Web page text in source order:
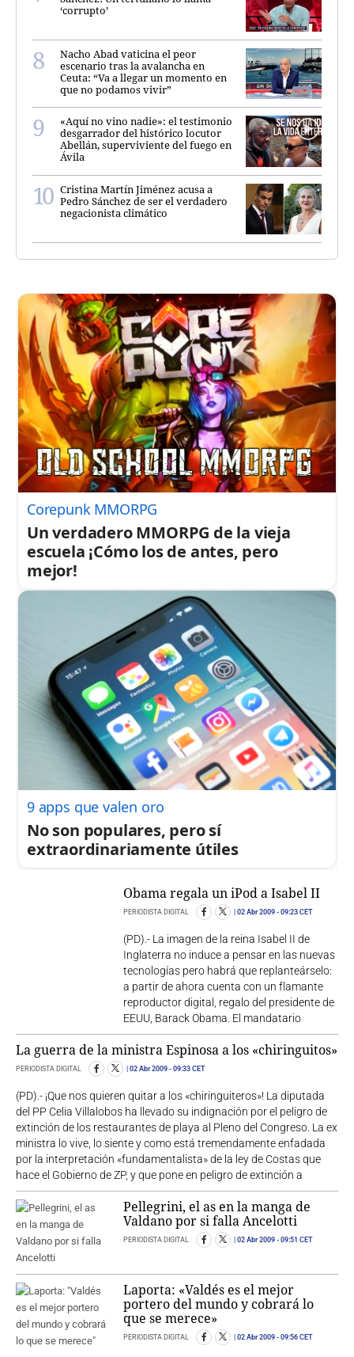
‘corrupto’
Nacho Abad vaticina el peor
escenario tras la avalancha en
Ceuta: “Va a llegar un momento en
que no podamos vivir”
«Aquí no vino nadie»: el testimonio
desgarrador del histórico locutor
Abellán, superviviente del fuego en
Ávila
Cristina Martín Jiménez acusa a
Pedro Sánchez de ser el verdadero
negacionista climático
Corepunk MMORPG
Un verdadero MMORPG de la vieja
escuela ¡Cómo los de antes, pero
mejor!
9 apps que valen oro
No son populares, pero sí
extraordinariamente útiles
Obama regala un iPod a Isabel II
PERIODISTA DIGITAL 02 Abr 2009 - 09:23 CET
(PD).- La imagen de la reina Isabel II de
Inglaterra no induce a pensar en las nuevas
tecnologías pero habrá que replanteárselo:
a partir de ahora cuenta con un flamante
reproductor digital, regalo del presidente de
EEUU, Barack Obama. El mandatario
La guerra de la ministra Espinosa a los «chiringuitos»
PERIODISTA DIGITAL 02 Abr 2009 - 09:33 CET
(PD).- ¡Que nos quieren quitar a los «chiringuiteros»! La diputada
del PP Celia Villalobos ha llevado su indignación por el peligro de
extinción de los restaurantes de playa al Pleno del Congreso. La ex
ministra lo vive, lo siente y como está tremendamente enfadada
por la interpretación «fundamentalista» de la ley de Costas que
hace el Gobierno de ZP, y que pone en peligro de extinción a
Pellegrini, el as en la manga de
Valdano por si falla Ancelotti
PERIODISTA DIGITAL 02 Abr 2009 - 09:51 CET
Laporta: «Valdés es el mejor
portero del mundo y cobrará lo
que se merece»
PERIODISTA DIGITAL 02 Abr 2009 - 09:56 CET